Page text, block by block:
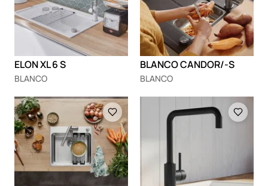
ELON XL 6 S
BLANCO
BLANCO CANDOR/-S
BLANCO
Loading